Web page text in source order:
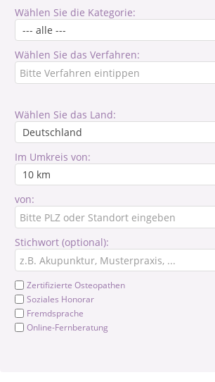
Wählen Sie die Kategorie:
Wählen Sie das Verfahren:
Wählen Sie das Land:
Im Umkreis von:
von:
Stichwort (optional):
Zertifizierte Osteopathen
Soziales Honorar
Fremdsprache
Online-Fernberatung